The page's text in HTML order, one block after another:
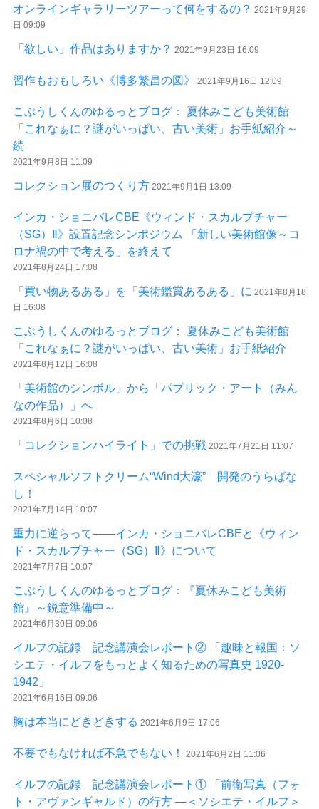
オンラインギャラリーツアーって何をするの？ 2021年9月29
日 09:09
「欲しい」作品はありますか？ 2021年9月23日 16:09
習作もおもしろい《博多繁昌の図》 2021年9月16日 12:09
こぶうしくんのゆるっとブログ： 夏休みこども美術館
「これなぁに？謎がいっぱい、古い美術」お手紙紹介～
続
2021年9月8日 11:09
コレクション展のつくり方 2021年9月1日 13:09
インカ・ショニバレCBE《ウィンド・スカルプチャー
（SG）Ⅱ》設置記念シンポジウム 「新しい美術館像～コ
ロナ禍の中で考える」を終えて
2021年8月24日 17:08
「買い物あるある」を「美術鑑賞あるある」に 2021年8月18
日 16:08
こぶうしくんのゆるっとブログ： 夏休みこども美術館
「これなぁに？謎がいっぱい、古い美術」お手紙紹介
2021年8月12日 16:08
「美術館のシンボル」から「パブリック・アート（みん
なの作品）」へ
2021年8月6日 10:08
「コレクションハイライト」での挑戦 2021年7月21日 11:07
スペシャルソフトクリーム“Wind大濠” 開発のうらばな
し！
2021年7月14日 10:07
重力に逆らって――インカ・ショニバレCBEと《ウィン
ド・スカルプチャー（SG）Ⅱ》について
2021年7月7日 10:07
こぶうしくんのゆるっとブログ：『夏休みこども美術
館』～鋭意準備中～
2021年6月30日 09:06
イルフの記録 記念講演会レポート② 「趣味と報国：ソ
シエテ・イルフをもっとよく知るための写真史 1920-
1942」
2021年6月16日 09:06
胸は本当にどきどきする 2021年6月9日 17:06
不要でもなければ不急でもない！ 2021年6月2日 11:06
イルフの記録 記念講演会レポート① 「前衛写真（フォ
ト・アヴァンギャルド）の行方 ―＜ソシエテ・イルフ＞